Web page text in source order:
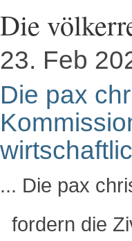
Die
23. Feb
Die pax
... Die pax
fordern die